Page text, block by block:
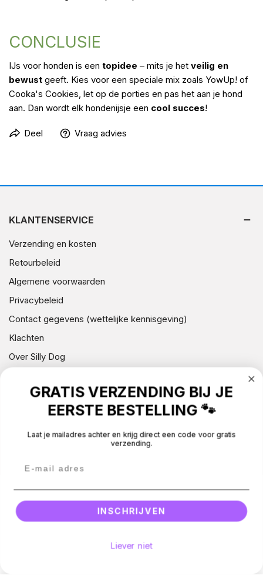
CONCLUSIE
IJs voor honden is een topidee – mits je het veilig en
bewust geeft. Kies voor een speciale mix zoals YowUp! of
Cooka's Cookies, let op de porties en pas het aan je hond
aan. Dan wordt elk hondenijsje een cool succes!
Deel Vraag advies
KLANTENSERVICE
Verzending en kosten
Retourbeleid
Algemene voorwaarden
Privacybeleid
Contact gegevens (wettelijke kennisgeving)
Klachten
Over Silly Dog
NIEUWSBRIEF
© 2026 - All rights reserved.
Betaalmethodes
GRATIS VERZENDING BIJ JE
EERSTE BESTELLING 🐾
Laat je mailadres achter en krijg direct een code voor gratis
verzending.
INSCHRIJVEN
Liever niet